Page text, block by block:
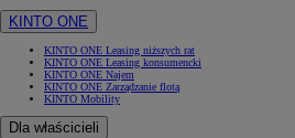
KINTO ONE
KINTO ONE Leasing niższych rat
KINTO ONE Leasing konsumencki
KINTO ONE Najem
KINTO ONE Zarządzanie flotą
KINTO Mobility
Dla właścicieli